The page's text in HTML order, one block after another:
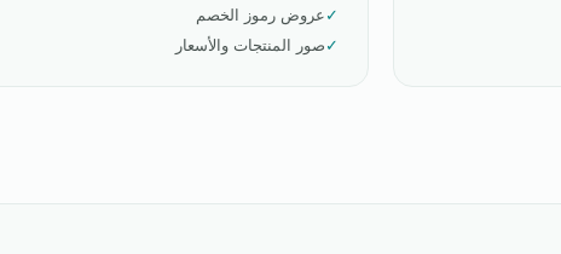
✓عروض رموز الخصم
✓صور المنتجات والأسعار